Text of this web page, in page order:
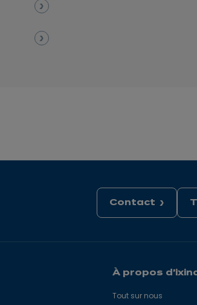
Contact
À propos
Tout sur nous